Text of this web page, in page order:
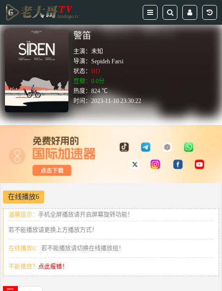
警笛
主演：未知
导演：Sepideh Farsi
状态：HD
豆瓣：0.0分
热度：824 ℃
时间：2023-11-10 23:30:22
在线播放6
温馨提示： 手机全屏播放请开启屏幕旋转功能！
若不能播放请更换上方播放方式！
在线播放6： 若不能播放请切换在线播放组！
不能播放？ 点此报错！